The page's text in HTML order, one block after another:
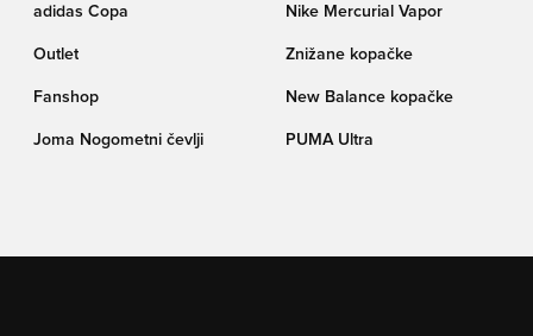
adidas Copa
Nike Mercurial Vapor
Outlet Znižane kopačke
Fanshop New Balance kopačke
Joma Nogometni čevlji PUMA Ultra